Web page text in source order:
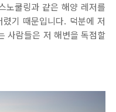
노쿨링과 같은 해양 레저를
기 때문입니다. 덕분에 저
사람들은 저 해변을 독점할